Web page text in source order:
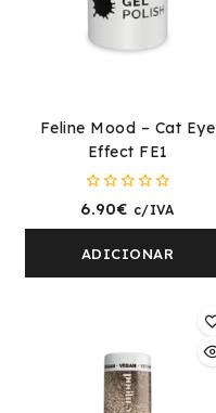
Feline Mood – Cat Eye
Effect FE1
0
5
6.90€ c/IVA
ADICIONAR